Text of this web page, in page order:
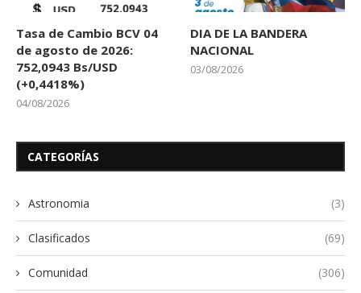
Tasa de Cambio BCV 04
de agosto de 2026:
752,0943 Bs/USD
(+0,4418%)
04/08/2026
DIA DE LA BANDERA
NACIONAL
03/08/2026
CATEGORÍAS
Astronomia (3)
Clasificados (69)
Comunidad (306)